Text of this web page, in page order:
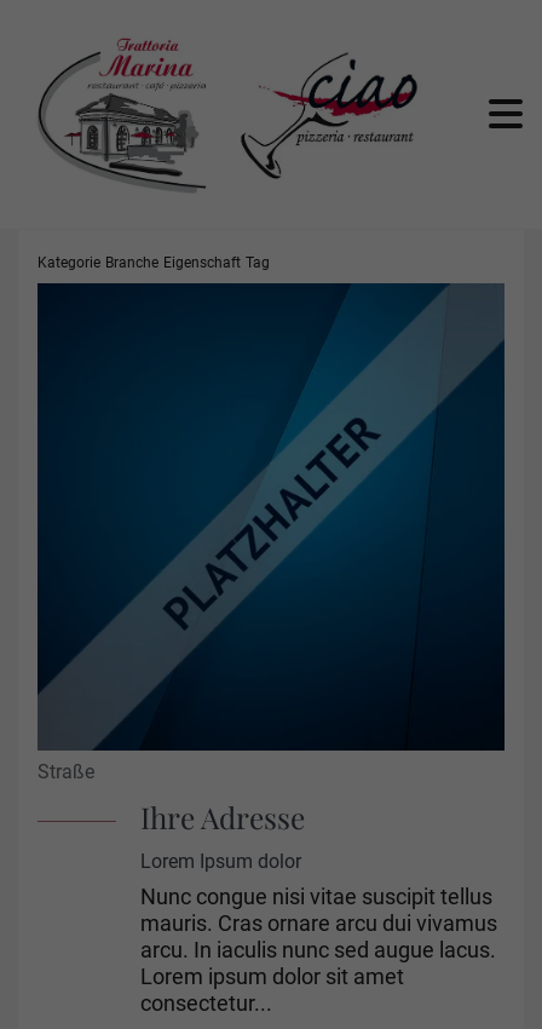
Kategorie Branche Eigenschaft Tag
Straße
Ihre Adresse
Lorem Ipsum dolor
Nunc congue nisi vitae suscipit tellus
mauris. Cras ornare arcu dui vivamus
arcu. In iaculis nunc sed augue lacus.
Lorem ipsum dolor sit amet
consectetur...